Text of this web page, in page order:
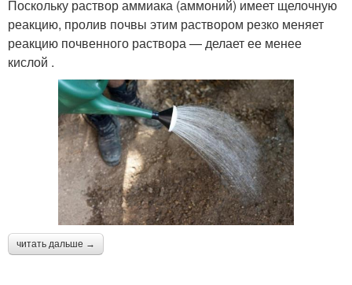
Поскольку раствор аммиака (аммоний) имеет щелочную
реакцию, пролив почвы этим раствором резко меняет
реакцию почвенного раствора — делает ее менее
кислой .
читать дальше →